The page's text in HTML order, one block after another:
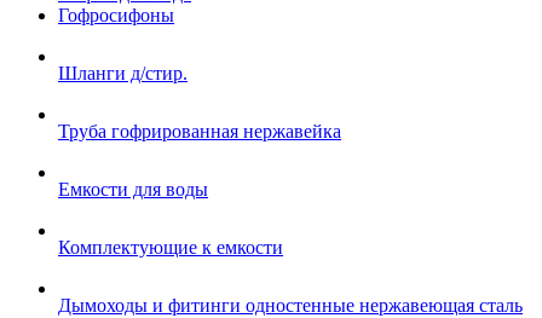
Гофросифоны
Шланги д/стир.
Труба гофрированная нержавейка
Емкости для воды
Комплектующие к емкости
Дымоходы и фитинги одностенные нержавеющая сталь